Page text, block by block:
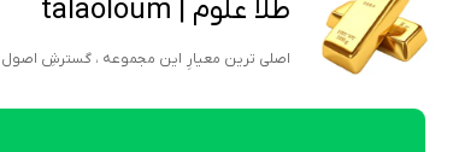
طلا علوم | talaoloum
اصلی ترین معیارِ این مجموعه ، گسترشِ اصول